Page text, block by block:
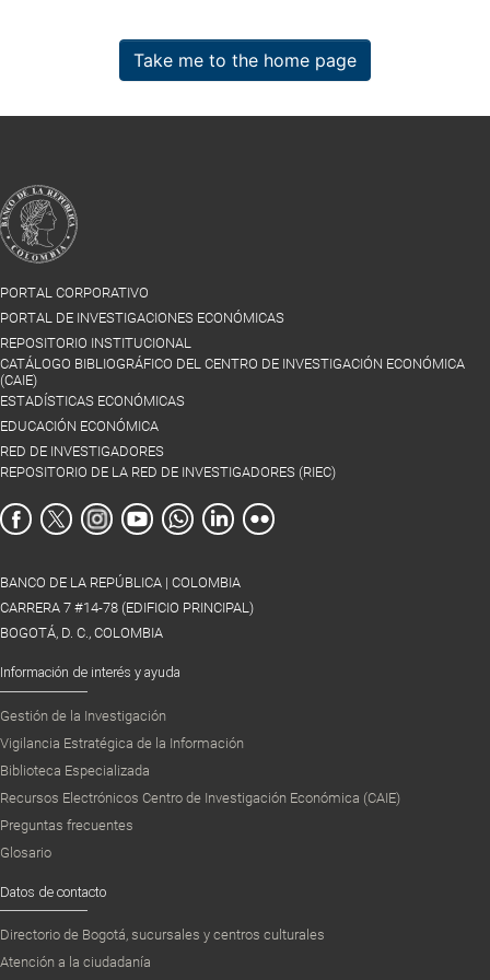
Take me to the home page
PORTAL CORPORATIVO
PORTAL DE INVESTIGACIONES ECONÓMICAS
REPOSITORIO INSTITUCIONAL
CATÁLOGO BIBLIOGRÁFICO DEL CENTRO DE INVESTIGACIÓN ECONÓMICA
(CAIE)
ESTADÍSTICAS ECONÓMICAS
EDUCACIÓN ECONÓMICA
RED DE INVESTIGADORES
REPOSITORIO DE LA RED DE INVESTIGADORES (RIEC)
BANCO DE LA REPÚBLICA | COLOMBIA
CARRERA 7 #14-78 (EDIFICIO PRINCIPAL)
BOGOTÁ, D. C., COLOMBIA
Información de interés y ayuda
Gestión de la Investigación
Vigilancia Estratégica de la Información
Biblioteca Especializada
Recursos Electrónicos Centro de Investigación Económica (CAIE)
Preguntas frecuentes
Glosario
Datos de contacto
Directorio de Bogotá, sucursales y centros culturales
Atención a la ciudadanía